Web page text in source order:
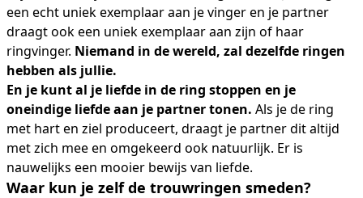
een echt uniek exemplaar aan je vinger en je partner
draagt ook een uniek exemplaar aan zijn of haar
ringvinger. Niemand in de wereld, zal dezelfde ringen
hebben als jullie.
En je kunt al je liefde in de ring stoppen en je
oneindige liefde aan je partner tonen. Als je de ring
met hart en ziel produceert, draagt je partner dit altijd
met zich mee en omgekeerd ook natuurlijk. Er is
nauwelijks een mooier bewijs van liefde.
Waar kun je zelf de trouwringen smeden?